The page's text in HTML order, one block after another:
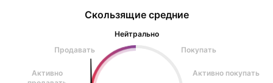
Скользящие средние
Нейтрально
Продавать
Покупать
Активно
Активно покупать